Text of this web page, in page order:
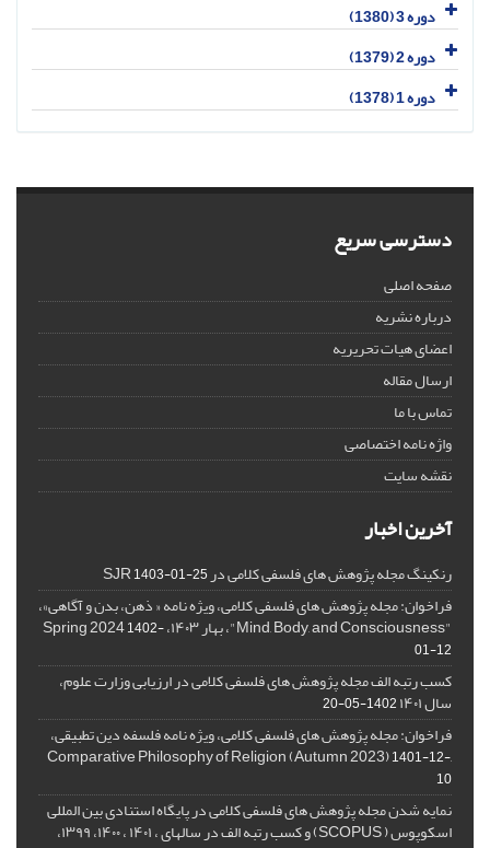
دوره 3 (1380)
دوره 2 (1379)
دوره 1 (1378)
دسترسی سریع
صفحه اصلی
درباره نشریه
اعضای هیات تحریریه
ارسال مقاله
تماس با ما
واژه نامه اختصاصی
نقشه سایت
آخرین اخبار
رنکینگ مجله پژوهش های فلسفی کلامی در SJR1403-01-25
فراخوان: مجله پژوهش های فلسفی کلامی، ویژه نامه « ذهن، بدن و آگاهی»،
"Mind, Body, and Consciousness"، بهار ۱۴۰۳، Spring 2024
1402-
01-12
کسب رتبه الف مجله پژوهش های فلسفی کلامی در ارزیابی وزارت علوم،
سال ۱۴۰۱ 1402-05-20
فراخوان: مجله پژوهش های فلسفی کلامی، ویژه نامه فلسفه دین تطبیقی،
,Comparative Philosophy of Religion (Autumn 2023)
1401-12-
10
نمایه شدن مجله پژوهش های فلسفی کلامی در پایگاه استنادی بین المللی
اسکوپوس ( SCOPUS) و کسب رتبه الف در سالهای ، ۱۴۰۱ ، ۱۴۰۰، ۱۳۹۹،